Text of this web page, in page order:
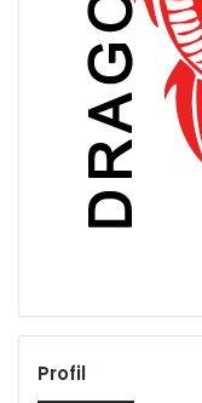
Profil